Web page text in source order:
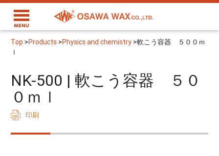
Top >Products >Physics and chemistry >軟こう容器 ５００ｍ
ｌ
NK-500 | 軟こう容器 ５０
０ｍｌ
印刷